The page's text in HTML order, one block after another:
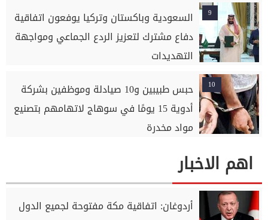
9
السعودية وباكستان وتركيا يوفعون اتفاقية
دفاع مشترك لتعزيز الردع الجماعي ومواجهة
التهديدات
10
حبس طبيبين و10 صيادلة وموظفين بشركة
أدوية 15 يومًا في سوهاج لاتهامهم بتصنيع
مواد مخدرة
اهم الاخبار
أردوغان: اتفاقية مكة مفتوحة لجميع الدول